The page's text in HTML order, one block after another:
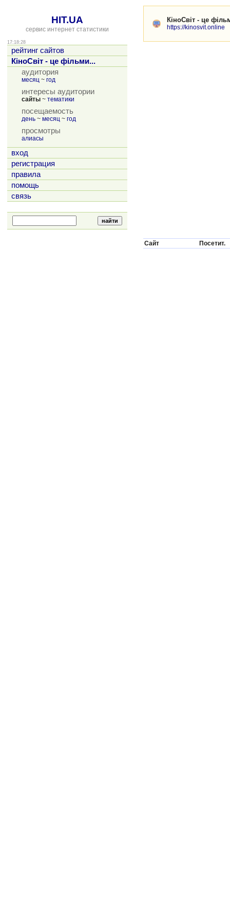
HIT.UA
сервис интернет статистики
17:18:28
рейтинг сайтов
КіноСвіт - це фільми...
аудитория
месяц ~ год
интересы аудитории
сайты ~ тематики
посещаемость
день ~ месяц ~ год
просмотры
алиасы
вход
регистрация
правила
помощь
связь
КіноСвіт - це
https://kinosvit.online
Сайт Посетит.